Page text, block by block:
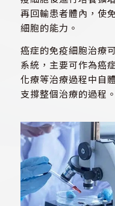
再回輸患者體內，使
細胞的能力。
癌症的免疫細胞治療
系統，主要可作為癌
化療等治療過程中自
支撐整個治療的過程。